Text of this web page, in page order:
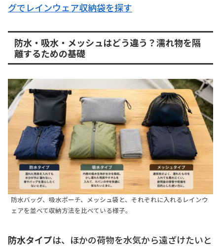
グでレインウェア収納袋を探す
防水・吸水・メッシュはどう違う？濡れ物を隔
離するための基礎
防水バッグ、吸水ポーチ、メッシュ袋と、それぞれに入れるレインウ
ェアを並べて収納方法を比べている様子。
防水タイプは、ほかの荷物を水気から遠ざけたいと